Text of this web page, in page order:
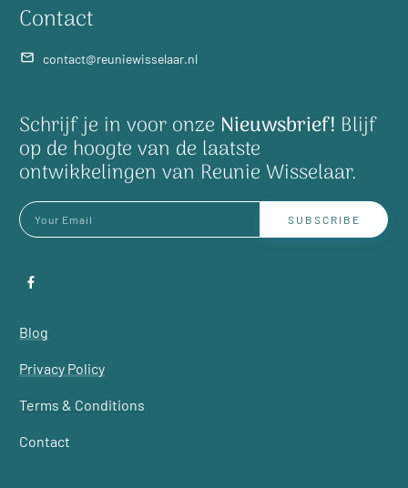
Contact
contact@reuniewisselaar.nl
Schrijf je in voor onze Nieuwsbrief! Blijf
op de hoogte van de laatste
ontwikkelingen van Reunie Wisselaar.
SUBSCRIBE
Blog
Privacy Policy
Terms & Conditions
Contact